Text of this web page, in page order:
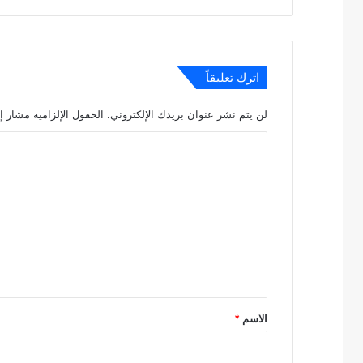
اترك تعليقاً
لن يتم نشر عنوان بريدك الإلكتروني. الحقول الإلزامية مشار
*
الاسم *